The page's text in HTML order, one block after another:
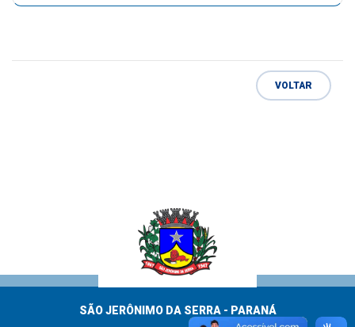
VOLTAR
SÃO JERÔNIMO DA SERRA - PARANÁ